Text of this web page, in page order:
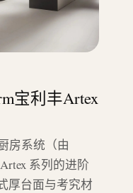
宝利丰Artex
房系统（由
系列的进阶
厚台面与考究材